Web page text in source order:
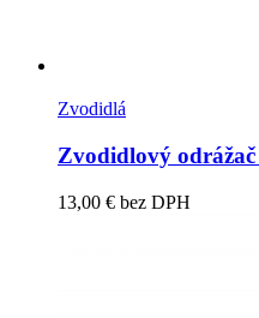
Zvodidlá
Zvodidlový odrážač
13,00 € bez DPH